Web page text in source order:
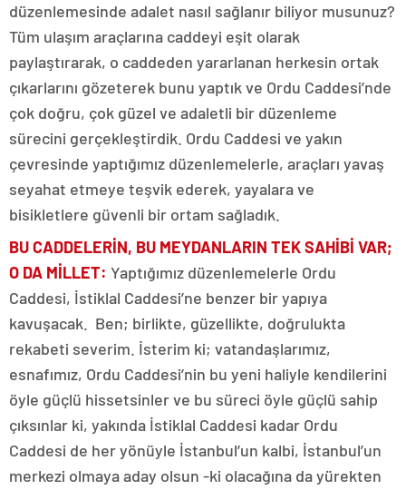
düzenlemesinde adalet nasıl sağlanır biliyor musunuz?
Tüm ulaşım araçlarına caddeyi eşit olarak
paylaştırarak, o caddeden yararlanan herkesin ortak
çıkarlarını gözeterek bunu yaptık ve Ordu Caddesi’nde
çok doğru, çok güzel ve adaletli bir düzenleme
sürecini gerçekleştirdik. Ordu Caddesi ve yakın
çevresinde yaptığımız düzenlemelerle, araçları yavaş
seyahat etmeye teşvik ederek, yayalara ve
bisikletlere güvenli bir ortam sağladık.
BU CADDELERİN, BU MEYDANLARIN TEK SAHİBİ VAR;
O DA MİLLET: Yaptığımız düzenlemelerle Ordu
Caddesi, İstiklal Caddesi’ne benzer bir yapıya
kavuşacak. Ben; birlikte, güzellikte, doğrulukta
rekabeti severim. İsterim ki; vatandaşlarımız,
esnafımız, Ordu Caddesi’nin bu yeni haliyle kendilerini
öyle güçlü hissetsinler ve bu süreci öyle güçlü sahip
çıksınlar ki, yakında İstiklal Caddesi kadar Ordu
Caddesi de her yönüyle İstanbul’un kalbi, İstanbul’un
merkezi olmaya aday olsun -ki olacağına da yürekten